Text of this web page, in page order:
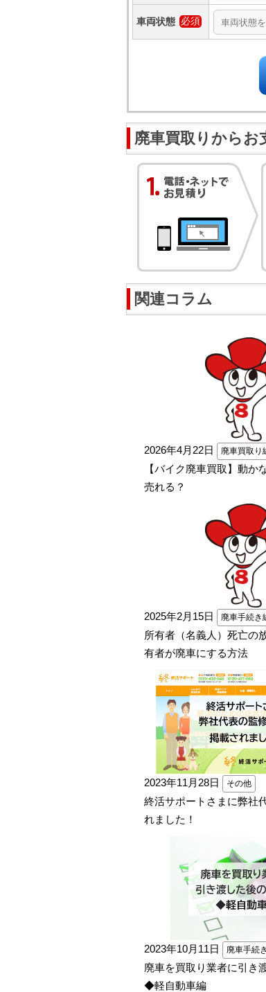
車両状態
廃車買取りからお
関連コラム
2026年4月22日 廃車買取り
【バイク廃車買取】動か
売れる？
2025年2月15日 廃車手続き
所有者（名義人）死亡の
有者が廃車にする方法
2023年11月28日 その他
終活サポートさまに弊社
れました！
2023年10月11日 廃車手続
廃車を買取り業者に引き
◆軽自動車編